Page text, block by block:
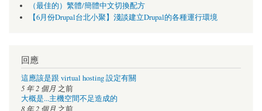
（最佳的）繁體/簡體中文切換配方
【6月份Drupal台北小聚】淺談建立Drupal的各種運行環境
回應
這應該是跟 virtual hosting 設定有關
5 年 2 個月 之前
大概是...主機空間不足造成的
8 年 2 個月 之前